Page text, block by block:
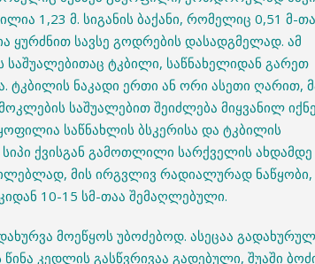
1,23 მ. სიგანის ბაქანი, რომელიც 0,51 მ-
ყურძნით სავსე გოდრების დასადგმელად. ამ
საშუალებითაც ტკბილი, საწნახელიდან გარეთ
ტკბილის ნაკადი ერთი ან ორი ასეთი ღარით,
საშუალებით შეიძლება მიყვანილ
საწნახლის ბსკერისა და ტკბილის
ქვისგან გამოთლილი სარქველის ახდამდე
მის ირგვლივ რადიალურად ნაწყობი,
10-15 სმ-თაა შემაღლებული.
მოეწყოს უბოძებოდ. ასეცაა
კედლის გასწვრივაა გადებული, შუაში